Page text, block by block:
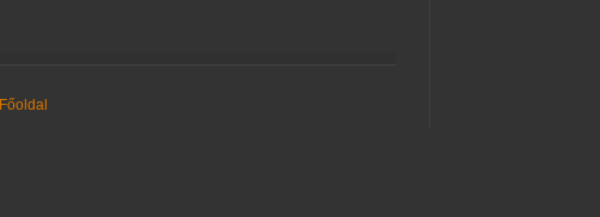
Főoldal